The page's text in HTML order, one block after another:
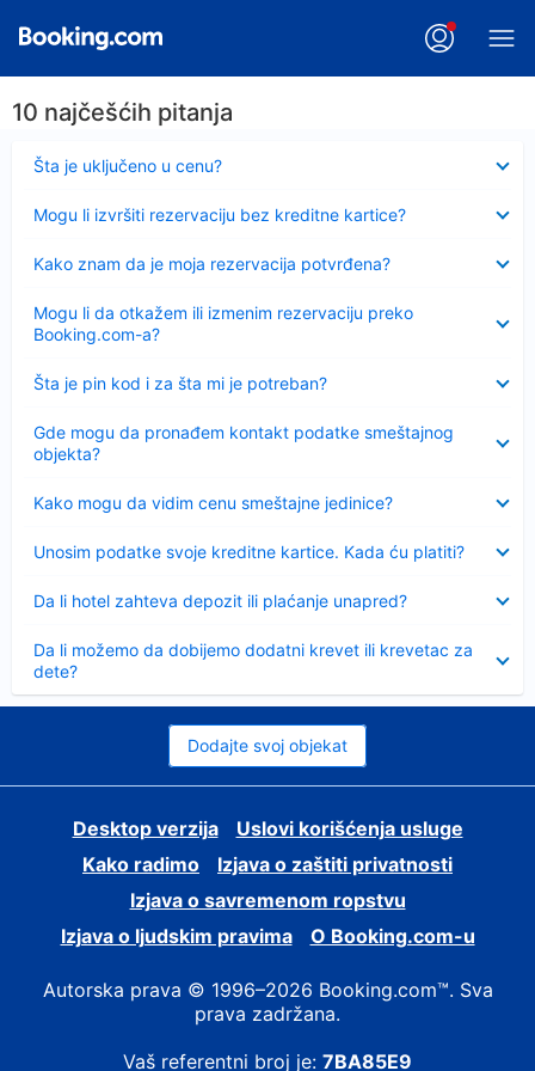
10 najčešćih pitanja
Šta je uključeno u cenu?
Sažeto
Mogu li izvršiti rezervaciju bez kreditne kartice?
Kako znam da je moja rezervacija potvrđena?
Mogu li da otkažem ili izmenim rezervaciju preko
Booking.com-a?
Šta je pin kod i za šta mi je potreban?
Sažeto
Gde mogu da pronađem kontakt podatke smeštajnog
objekta?
Kako mogu da vidim cenu smeštajne jedinice?
Unosim podatke svoje kreditne kartice. Kada ću platiti?
Da li hotel zahteva depozit ili plaćanje unapred?
Da li možemo da dobijemo dodatni krevet ili krevetac za
dete?
Dodajte svoj objekat
Desktop verzija
Uslovi korišćenja usluge
Kako radimo
Izjava o zaštiti privatnosti
Izjava o savremenom ropstvu
Izjava o ljudskim pravima
О Booking.com-u
Autorska prava © 1996–2026 Booking.com™. Sva
prava zadržana.
Vaš referentni broj je: 7BA85E9